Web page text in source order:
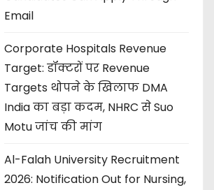
Email
Corporate Hospitals Revenue
Target: डॉक्टरों पर Revenue
Targets थोपने के खिलाफ DMA
India का बड़ा कदम, NHRC से Suo
Motu जांच की मांग
Al-Falah University Recruitment
2026: Notification Out for Nursing,